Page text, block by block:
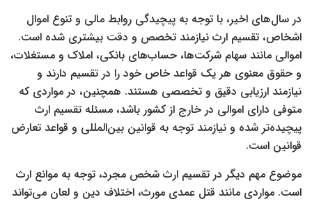
در سال‌های اخیر، با توجه به پیچیدگی روابط مالی و تنوع اموال
اشخاص، تقسیم ارث نیازمند تخصص و دقت بیشتری شده است.
اموالی مانند سهام شرکت‌ها، حساب‌های بانکی، املاک و مستغلات،
و حقوق معنوی هر یک قواعد خاص خود را در تقسیم دارند و
نیازمند ارزیابی دقیق و تخصصی هستند. همچنین، در مواردی که
متوفی دارای اموالی در خارج از کشور باشد، مسئله تقسیم ارث
پیچیده‌تر شده و نیازمند توجه به قوانین بین‌المللی و قواعد تعارض
قوانین است.
موضوع مهم دیگر در تقسیم ارث شخص مجرد، توجه به موانع ارث
است. مواردی مانند قتل عمدی مورث، اختلاف دین و لعان می‌تواند